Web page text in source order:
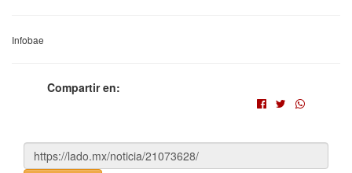
Infobae
Compartir en: